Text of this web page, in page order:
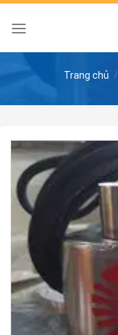
Skip
Trang chủ /